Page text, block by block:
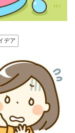
デア